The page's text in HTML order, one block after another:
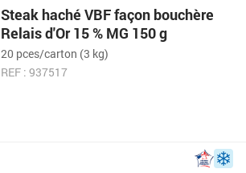
Steak haché VBF façon bouchère
Relais d'Or 15 % MG 150 g
20 pces/carton (3 kg)
REF : 937517